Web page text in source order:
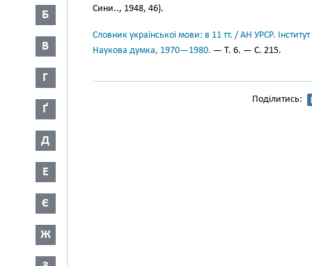
Б
В
Г
Ґ
Д
Е
Є
Ж
Сини.., 1948, 46).
Словник української мови: в 11 тт. / АН УРСР.
Наукова думка, 1970—1980. — Т. 6. — С. 215.
Поділитись: